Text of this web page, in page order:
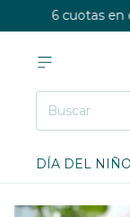
6 cuotas en
DÍA DEL NIÑO